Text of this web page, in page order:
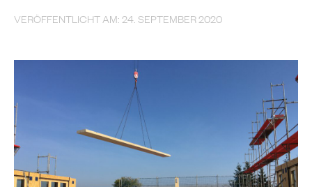
VERÖFFENTLICHT AM: 24. SEPTEMBER 2020